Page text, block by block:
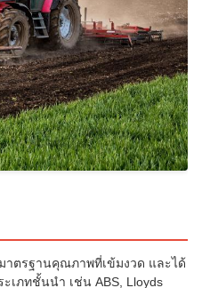
าตรฐานคุณภาพที่เข้มงวด และได้
เภทชั้นนำ เช่น ABS, Lloyds